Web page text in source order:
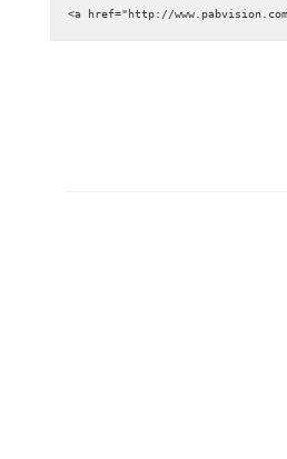
<a href="http://